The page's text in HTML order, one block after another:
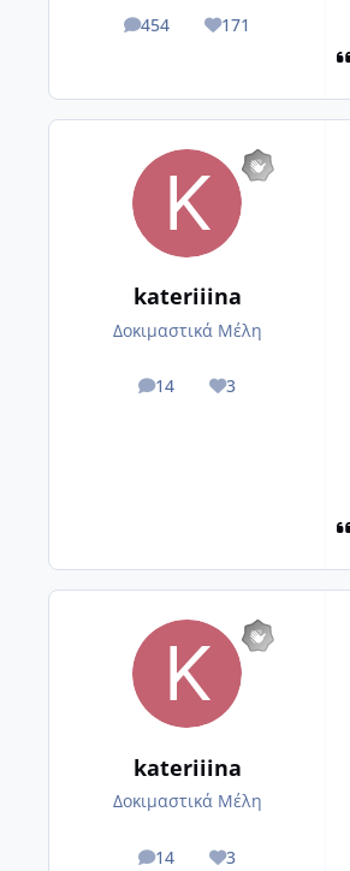
454
posts 171
Reputation
kateriiina
Δοκιμαστικά Μέλη
14
posts 3
Reputation
kateriiina
Δοκιμαστικά Μέλη
14
posts 3
Reputation